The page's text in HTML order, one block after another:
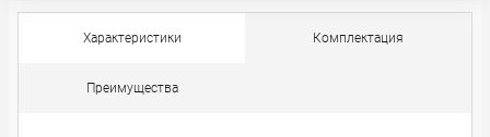
Характеристики Комплектация
Преимущества